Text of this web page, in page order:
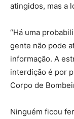
atingidos, mas a
“Há uma
gente não pode
informação. A
interdição é por
Corpo de
Ninguém ficou